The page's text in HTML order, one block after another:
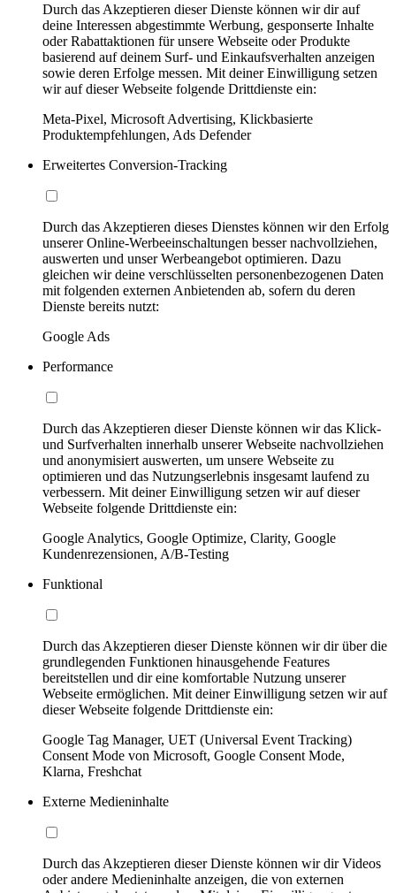
Durch das Akzeptieren dieser Dienste können wir dir auf
deine Interessen abgestimmte Werbung, gesponserte Inhalte
oder Rabattaktionen für unsere Webseite oder Produkte
basierend auf deinem Surf- und Einkaufsverhalten anzeigen
sowie deren Erfolge messen. Mit deiner Einwilligung setzen
wir auf dieser Webseite folgende Drittdienste ein:
Meta-Pixel, Microsoft Advertising, Klickbasierte
Produktempfehlungen, Ads Defender
Erweitertes Conversion-Tracking
Durch das Akzeptieren dieses Dienstes können wir den Erfolg
unserer Online-Werbeeinschaltungen besser nachvollziehen,
auswerten und unser Werbeangebot optimieren. Dazu
gleichen wir deine verschlüsselten personenbezogenen Daten
mit folgenden externen Anbietenden ab, sofern du deren
Dienste bereits nutzt:
Google Ads
Performance
Durch das Akzeptieren dieser Dienste können wir das Klick-
und Surfverhalten innerhalb unserer Webseite nachvollziehen
und anonymisiert auswerten, um unsere Webseite zu
optimieren und das Nutzungserlebnis insgesamt laufend zu
verbessern. Mit deiner Einwilligung setzen wir auf dieser
Webseite folgende Drittdienste ein:
Google Analytics, Google Optimize, Clarity, Google
Kundenrezensionen, A/B-Testing
Funktional
Durch das Akzeptieren dieser Dienste können wir dir über die
grundlegenden Funktionen hinausgehende Features
bereitstellen und dir eine komfortable Nutzung unserer
Webseite ermöglichen. Mit deiner Einwilligung setzen wir auf
dieser Webseite folgende Drittdienste ein:
Google Tag Manager, UET (Universal Event Tracking)
Consent Mode von Microsoft, Google Consent Mode,
Klarna, Freshchat
Externe Medieninhalte
Durch das Akzeptieren dieser Dienste können wir dir Videos
oder andere Medieninhalte anzeigen, die von externen